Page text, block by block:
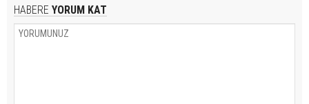
HABERE YORUM KAT